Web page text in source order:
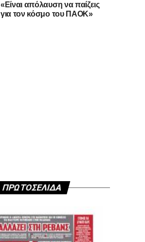
«Είναι απόλαυση να παίζεις
για τον κόσμο του ΠΑΟΚ»
ΠΡΩΤΟΣΕΛΙΔΑ